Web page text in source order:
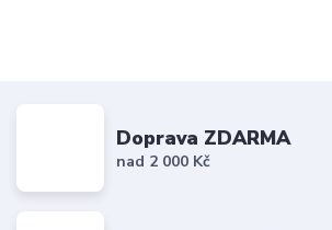
Doprava ZDARMA
nad 2 000 Kč